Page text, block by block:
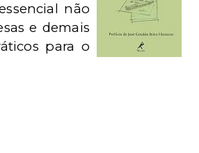
não
e demais
para o